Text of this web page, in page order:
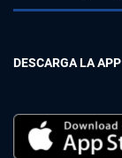
DESCARGA LA APP